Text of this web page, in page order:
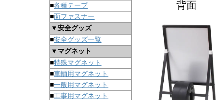
■各種テープ
■面ファスナー
▼安全グッズ
■安全グッズ一覧
▼マグネット
■特殊マグネット
■車輌用マグネット
■一般用マグネット
■工事用マグネット
背面